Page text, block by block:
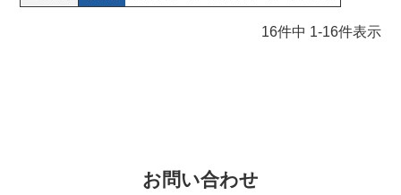
16件中 1-16件表示
お問い合わせ